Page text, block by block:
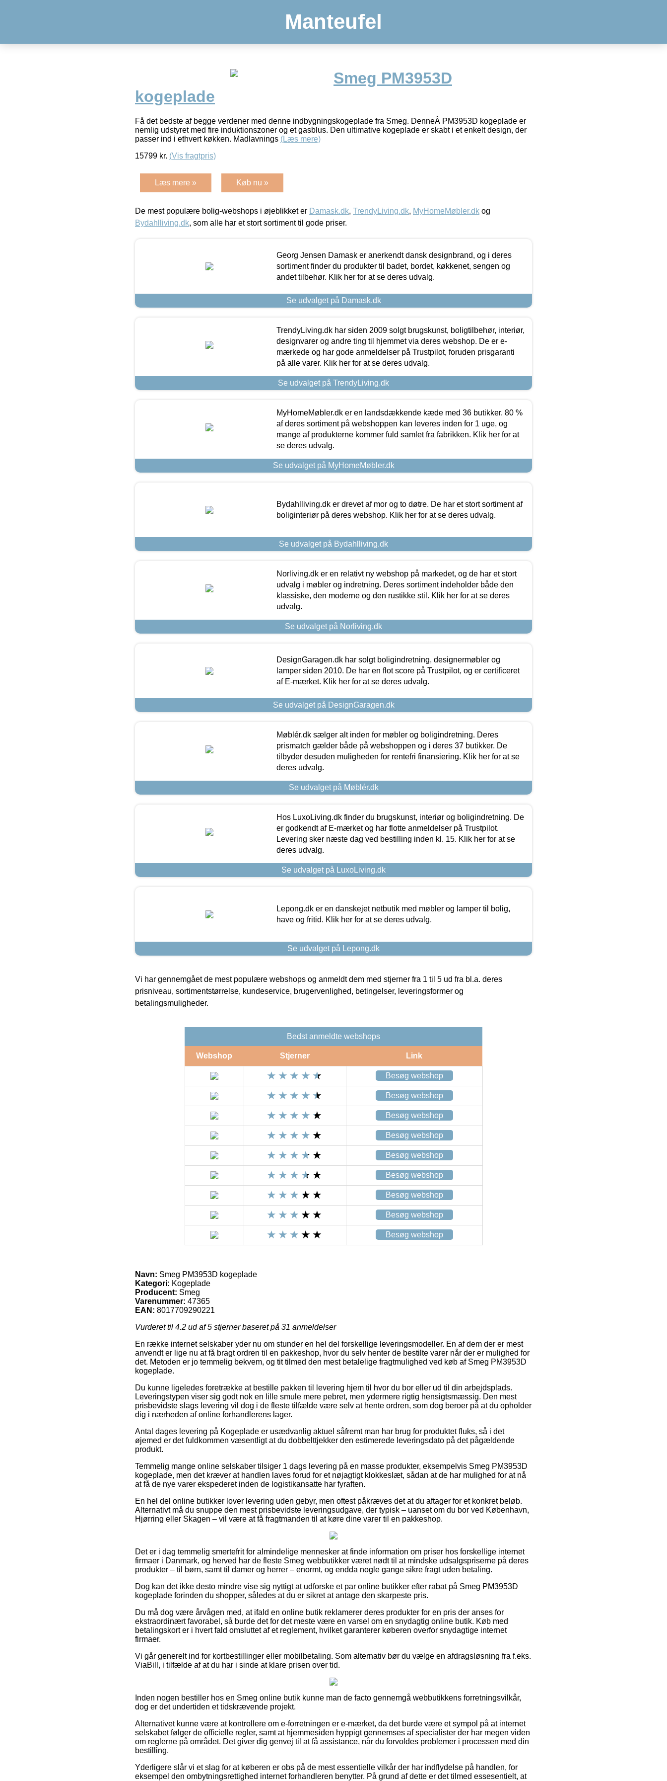
Manteufel
Smeg PM3953D
kogeplade
Få det bedste af begge verdener med denne indbygningskogeplade fra Smeg. DenneÂ PM3953D kogeplade er
nemlig udstyret med fire induktionszoner og et gasblus. Den ultimative kogeplade er skabt i et enkelt design, der
passer ind i ethvert køkken. Madlavnings (Læs mere)
15799 kr. (Vis fragtpris)
Læs mere » Køb nu »
De mest populære bolig-webshops i øjeblikket er Damask.dk, TrendyLiving.dk, MyHomeMøbler.dk og
Bydahlliving.dk, som alle har et stort sortiment til gode priser.
Georg Jensen Damask er anerkendt dansk designbrand, og i deres
sortiment finder du produkter til badet, bordet, køkkenet, sengen og
andet tilbehør. Klik her for at se deres udvalg.
Se udvalget på Damask.dk
TrendyLiving.dk har siden 2009 solgt brugskunst, boligtilbehør, interiør,
designvarer og andre ting til hjemmet via deres webshop. De er e-
mærkede og har gode anmeldelser på Trustpilot, foruden prisgaranti
på alle varer. Klik her for at se deres udvalg.
Se udvalget på TrendyLiving.dk
MyHomeMøbler.dk er en landsdækkende kæde med 36 butikker. 80 %
af deres sortiment på webshoppen kan leveres inden for 1 uge, og
mange af produkterne kommer fuld samlet fra fabrikken. Klik her for at
se deres udvalg.
Se udvalget på MyHomeMøbler.dk
Bydahlliving.dk er drevet af mor og to døtre. De har et stort sortiment af
boliginteriør på deres webshop. Klik her for at se deres udvalg.
Se udvalget på Bydahlliving.dk
Norliving.dk er en relativt ny webshop på markedet, og de har et stort
udvalg i møbler og indretning. Deres sortiment indeholder både den
klassiske, den moderne og den rustikke stil. Klik her for at se deres
udvalg.
Se udvalget på Norliving.dk
DesignGaragen.dk har solgt boligindretning, designermøbler og
lamper siden 2010. De har en flot score på Trustpilot, og er certificeret
af E-mærket. Klik her for at se deres udvalg.
Se udvalget på DesignGaragen.dk
Møblér.dk sælger alt inden for møbler og boligindretning. Deres
prismatch gælder både på webshoppen og i deres 37 butikker. De
tilbyder desuden muligheden for rentefri finansiering. Klik her for at se
deres udvalg.
Se udvalget på Møblér.dk
Hos LuxoLiving.dk finder du brugskunst, interiør og boligindretning. De
er godkendt af E-mærket og har flotte anmeldelser på Trustpilot.
Levering sker næste dag ved bestilling inden kl. 15. Klik her for at se
deres udvalg.
Se udvalget på LuxoLiving.dk
Lepong.dk er en danskejet netbutik med møbler og lamper til bolig,
have og fritid. Klik her for at se deres udvalg.
Se udvalget på Lepong.dk
Vi har gennemgået de mest populære webshops og anmeldt dem med stjerner fra 1 til 5 ud fra bl.a. deres
prisniveau, sortimentstørrelse, kundeservice, brugervenlighed, betingelser, leveringsformer og
betalingsmuligheder.
Bedst anmeldte webshops
Webshop Stjerner Link
Besøg webshop
Besøg webshop
Besøg webshop
Besøg webshop
Besøg webshop
Besøg webshop
Besøg webshop
Besøg webshop
Besøg webshop
Navn: Smeg PM3953D kogeplade
Kategori: Kogeplade
Producent: Smeg
Varenummer: 47365
EAN: 8017709290221
Vurderet til 4.2 ud af 5 stjerner baseret på 31 anmeldelser
En række internet selskaber yder nu om stunder en hel del forskellige leveringsmodeller. En af dem der er mest
anvendt er lige nu at få bragt ordren til en pakkeshop, hvor du selv henter de bestilte varer når der er mulighed for
det. Metoden er jo temmelig bekvem, og tit tilmed den mest betalelige fragtmulighed ved køb af Smeg PM3953D
kogeplade.
Du kunne ligeledes foretrække at bestille pakken til levering hjem til hvor du bor eller ud til din arbejdsplads.
Leveringstypen viser sig godt nok en lille smule mere pebret, men ydermere rigtig hensigtsmæssig. Den mest
prisbevidste slags levering vil dog i de fleste tilfælde være selv at hente ordren, som dog beroer på at du opholder
dig i nærheden af online forhandlerens lager.
Antal dages levering på Kogeplade er usædvanlig aktuel såfremt man har brug for produktet fluks, så i det
øjemed er det fuldkommen væsentligt at du dobbelttjekker den estimerede leveringsdato på det pågældende
produkt.
Temmelig mange online selskaber tilsiger 1 dags levering på en masse produkter, eksempelvis Smeg PM3953D
kogeplade, men det kræver at handlen laves forud for et nøjagtigt klokkeslæt, sådan at de har mulighed for at nå
at få de nye varer ekspederet inden de logistikansatte har fyraften.
En hel del online butikker lover levering uden gebyr, men oftest påkræves det at du aftager for et konkret beløb.
Alternativt må du snuppe den mest prisbevidste leveringsudgave, der typisk – uanset om du bor ved København,
Hjørring eller Skagen – vil være at få fragtmanden til at køre dine varer til en pakkeshop.
Det er i dag temmelig smertefrit for almindelige mennesker at finde information om priser hos forskellige internet
firmaer i Danmark, og herved har de fleste Smeg webbutikker været nødt til at mindske udsalgspriserne på deres
produkter – til børn, samt til damer og herrer – enormt, og endda nogle gange sikre fragt uden betaling.
Dog kan det ikke desto mindre vise sig nyttigt at udforske et par online butikker efter rabat på Smeg PM3953D
kogeplade forinden du shopper, således at du er sikret at antage den skarpeste pris.
Du må dog være årvågen med, at ifald en online butik reklamerer deres produkter for en pris der anses for
ekstraordinært favorabel, så burde det for det meste være en varsel om en snydagtig online butik. Køb med
betalingskort er i hvert fald omsluttet af et reglement, hvilket garanterer køberen overfor snydagtige internet
firmaer.
Vi går generelt ind for kortbestillinger eller mobilbetaling. Som alternativ bør du vælge en afdragsløsning fra f.eks.
ViaBill, i tilfælde af at du har i sinde at klare prisen over tid.
Inden nogen bestiller hos en Smeg online butik kunne man de facto gennemgå webbutikkens forretningsvilkår,
dog er det undertiden et tidskrævende projekt.
Alternativet kunne være at kontrollere om e-forretningen er e-mærket, da det burde være et sympol på at internet
selskabet følger de officielle regler, samt at hjemmesiden hyppigt gennemses af specialister der har megen viden
om reglerne på området. Det giver dig genvej til at få assistance, når du forvoldes problemer i processen med din
bestilling.
Yderligere slår vi et slag for at køberen er obs på de mest essentielle vilkår der har indflydelse på handlen, for
eksempel den ombytningsrettighed internet forhandleren benytter. På grund af dette er det tilmed essesentielt, at